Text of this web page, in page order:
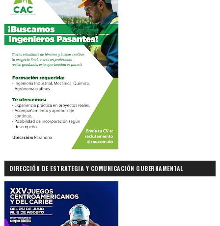
DIRECCIÓN DE ESTRATEGIA Y COMUNICACIÓN GUBERNAMENTAL